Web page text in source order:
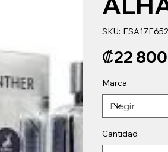
SKU: SKU
ESA17E652C
₡22
Marca
Cantidad